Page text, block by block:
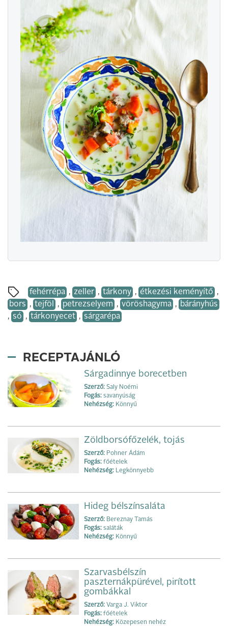
fehérrépa , zeller , tárkony , étkezési keményítő ,
bors , tejföl , petrezselyem , vöröshagyma , bárányhús
, só , tárkonyecet , sárgarépa
RECEPTAJÁNLÓ
Sárgadinnye borecetben
Szerző: Saly Noémi
Fogás: savanyúság
Nehézség: Könnyű
Zöldborsófőzelék, tojás
Szerző: Pohner Ádám
Fogás: főételek
Nehézség: Legkönnyebb
Hideg bélszínsaláta
Szerző: Bereznay Tamás
Fogás: saláták
Nehézség: Könnyű
Szarvasbélszín
paszternákpürével, pirított
gombákkal
Szerző: Varga J. Viktor
Fogás: főételek
Nehézség: Közepesen nehéz